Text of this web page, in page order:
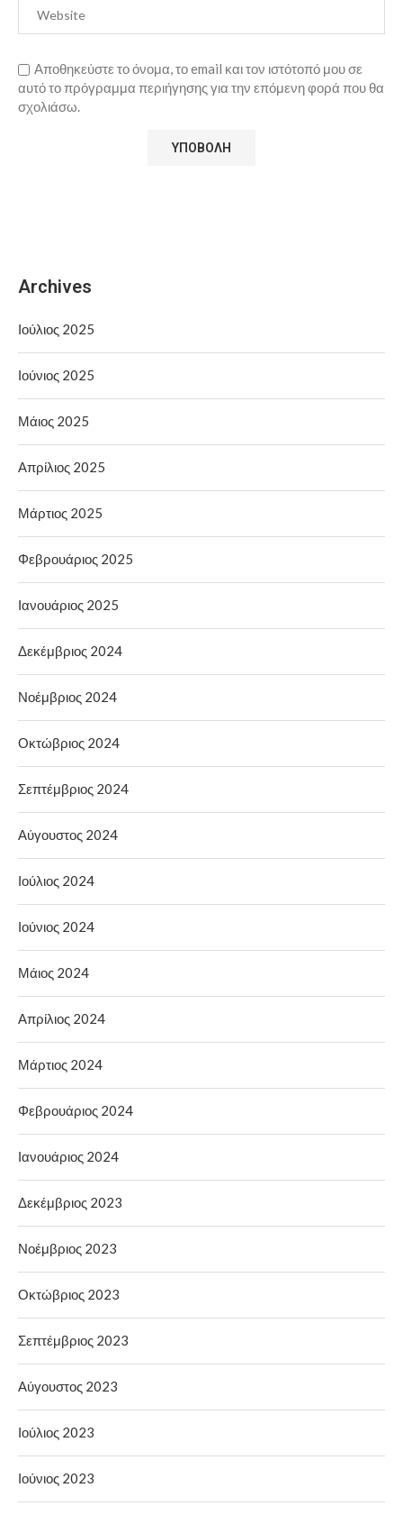
Αποθηκεύστε το όνομα, το email και τον ιστότοπό μου σε
αυτό το πρόγραμμα περιήγησης για την επόμενη φορά που θα
σχολιάσω.
Archives
Ιούλιος 2025
Ιούνιος 2025
Μάιος 2025
Απρίλιος 2025
Μάρτιος 2025
Φεβρουάριος 2025
Ιανουάριος 2025
Δεκέμβριος 2024
Νοέμβριος 2024
Οκτώβριος 2024
Σεπτέμβριος 2024
Αύγουστος 2024
Ιούλιος 2024
Ιούνιος 2024
Μάιος 2024
Απρίλιος 2024
Μάρτιος 2024
Φεβρουάριος 2024
Ιανουάριος 2024
Δεκέμβριος 2023
Νοέμβριος 2023
Οκτώβριος 2023
Σεπτέμβριος 2023
Αύγουστος 2023
Ιούλιος 2023
Ιούνιος 2023